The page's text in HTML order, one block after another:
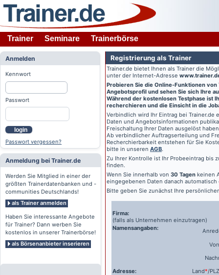
Trainer Seminare Trainerbörse
Anmelden
Kennwort
Passwort
login
Passwort vergessen?
Anmeldung bei Trainer.de
Werden Sie Mitglied in einer der
größten Trainerdatenbanken und -
communities Deutschlands!
als Trainer anmelden
Haben Sie interessante Angebote
für Trainer? Dann werben Sie
kostenlos in unserer Trainerbörse!
als Börsenanbieter inserieren
Registrierung als Trainer
Trainer.de bietet Ihnen als Trainer die
unter der Internet-Adresse
Probieren Sie die Online-Funktionen von
Angebotsprofil und sehen Sie sich Ihre
Während der kostenlosen Testphase ist
recherchieren und die Einsicht in die
Verbindlich wird Ihr Eintrag bei Trainer.de
Daten und Angebotsinformationen
Freischaltung Ihrer Daten ausgelöst
Ab verbindlicher Auftragserteilung und
Recherchierbarkeit entstehen für Sie
bitte in unseren AGB.
Zu Ihrer Kontrolle ist Ihr Probeeintrag bis
finden.
Wenn Sie innerhalb von 30 Tagen keinen
eingegebenen Daten danach automatisch
Bitte geben Sie zunächst Ihre
Firma:
(falls als Unternehmen einzutragen)
Namensangaben:
Adresse:
Land*/PLZ